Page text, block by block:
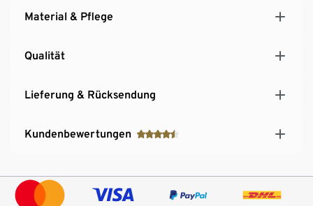
Material & Pflege
Qualität
Lieferung & Rücksendung
Kundenbewertungen